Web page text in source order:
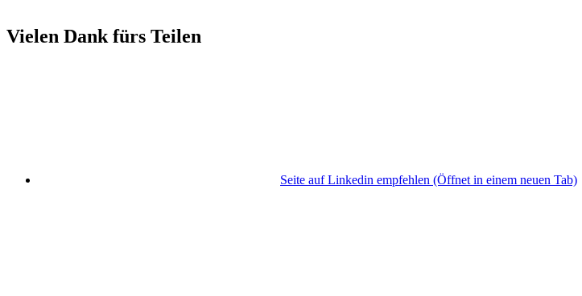
Vielen Dank fürs Teilen
Seite auf Linkedin empfehlen (Öffnet in einem neuen Tab)